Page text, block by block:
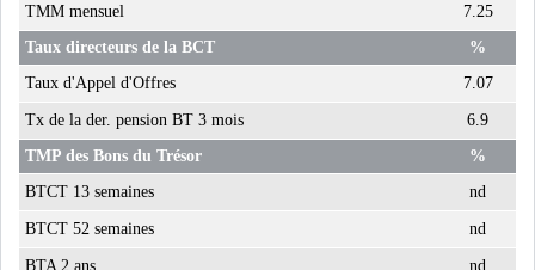
TMM mensuel
7.25
Taux directeurs de la BCT
%
Taux d'Appel d'Offres
7.07
Tx de la der. pension BT 3 mois
6.9
TMP des Bons du Trésor
%
BTCT 13 semaines
nd
BTCT 52 semaines nd
BTA 2 ans nd